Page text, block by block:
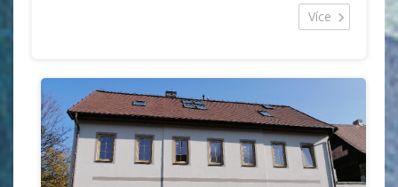
velkým počet přírodních krás, sportovních aktivit a
Součástí každého pokoje je televizor, lednička, Wifi free
a vlastní sociální zařízení se sprchovým koutem,
umyvadlem, toaletou.
V ceně ubytování je zahrnuta snídaně v naší restauraci
a také ubytovací poplatek.
K dispozici je Vám i dětská postýlka (děti do 3 let jsou u
Více